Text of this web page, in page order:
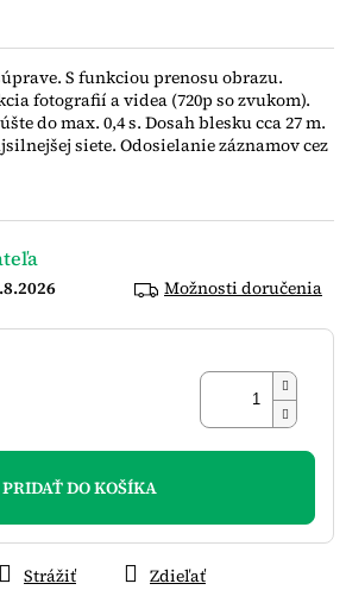
Možnosti doručenia
PRIDAŤ DO KOŠÍKA
S funkciou prenosu obrazu.
fotografií a videa (720p so zvukom).
do max. 0,4 s. Dosah blesku cca 27 m.
siete. Odosielanie záznamov cez
Strážiť Zdieľať